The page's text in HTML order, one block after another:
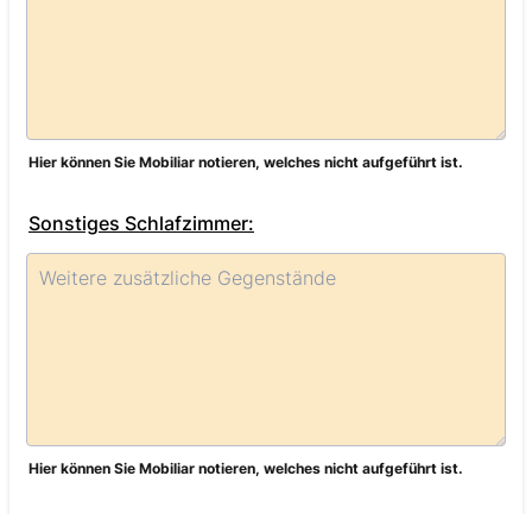
Hier können Sie Mobiliar notieren, welches nicht aufgeführt ist.
Sonstiges Schlafzimmer:
Hier können Sie Mobiliar notieren, welches nicht aufgeführt ist.